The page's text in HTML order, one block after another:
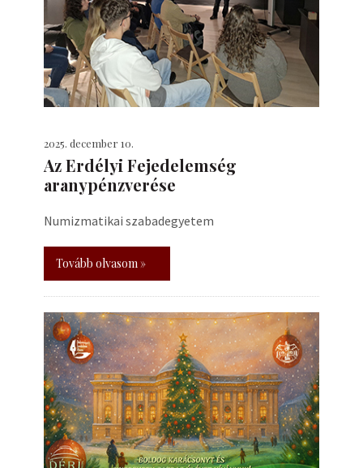
2025. december 10.
Az Erdélyi Fejedelemség
aranypénzverése
Numizmatikai szabadegyetem
Tovább olvasom »